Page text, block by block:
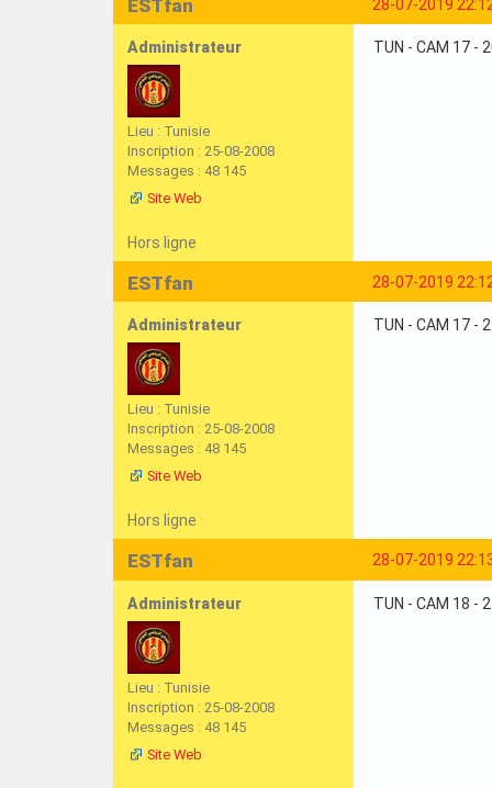
28-07-2019
ESTfan
Administrateur
Lieu : Tunisie
Inscription : 25-08-2008
Messages : 48 145
Site Web
TUN - CAM 17 -
Hors ligne
28-07-2019
ESTfan
Administrateur
Lieu : Tunisie
Inscription : 25-08-2008
Messages : 48 145
Site Web
TUN - CAM 17 -
Hors ligne
28-07-2019
ESTfan
Administrateur
Lieu : Tunisie
Inscription : 25-08-2008
Messages : 48 145
Site Web
TUN - CAM 18 -